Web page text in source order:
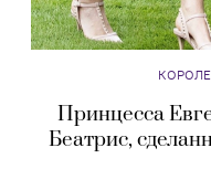
Принцесса
Беатрис,